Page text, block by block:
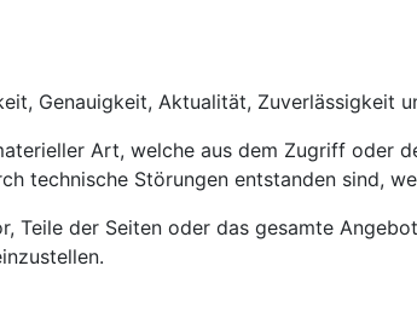
Genauigkeit, Aktualität, Zuverlässigkeit
Art, welche aus dem Zugriff oder
technische Störungen entstanden sind,
der Seiten oder das gesamte